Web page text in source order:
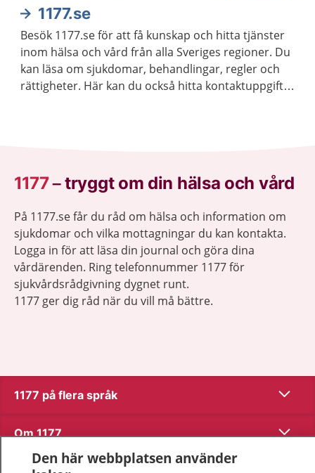
1177.se
Besök 1177.se för att få kunskap och hitta tjänster
inom hälsa och vård från alla Sveriges regioner. Du
kan läsa om sjukdomar, behandlingar, regler och
rättigheter. Här kan du också hitta kontaktuppgifter
1177–tryggt om din hälsa och vård
På 1177.se får du råd om hälsa och information om
sjukdomar och vilka mottagningar du kan kontakta.
Logga in för att läsa din journal och göra dina
vårdärenden. Ring telefonnummer 1177 för
sjukvårdsrådgivning dygnet runt.
1177 ger dig råd när du vill må bättre.
1177 på flera språk Visa
Om 1177 Visa
Den här webbplatsen använder